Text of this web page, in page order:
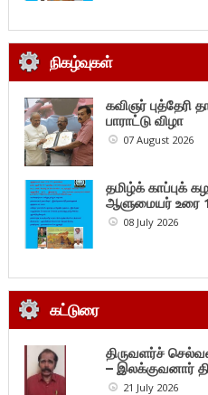
நிகழ்வுகள்
கவிஞர் புத்தேரி
பாராட்டு விழா
07 August 2026
தமிழ்க்
ஆளுமையர் உரை
08 July 2026
கட்டுரை
திருவளர்ச்
– இலக்குவனார்
21 July 2026